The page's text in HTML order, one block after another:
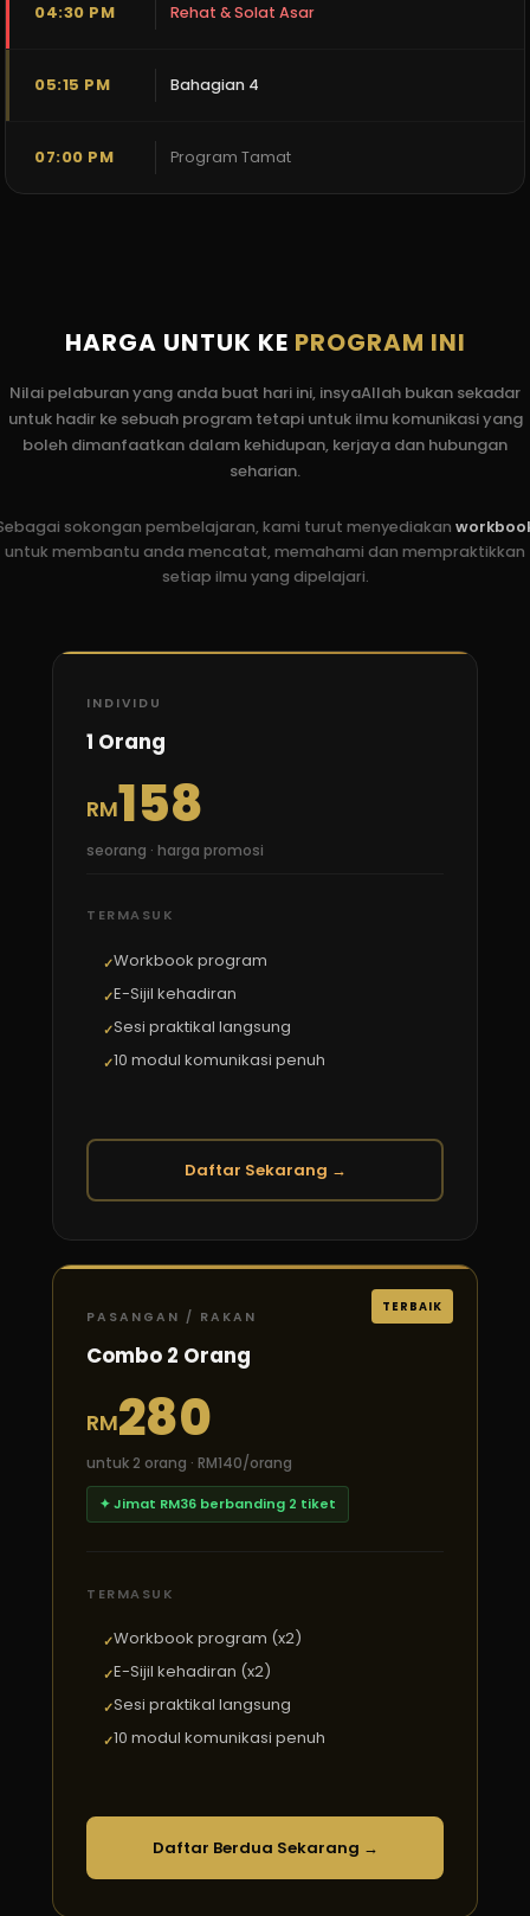
04:30 PM Rehat & Solat Asar
05:15 PM Bahagian 4
07:00 PM Program Tamat
HARGA UNTUK KE PROGRAM INI
Nilai pelaburan yang anda buat hari ini, insyaAllah bukan sekadar
untuk hadir ke sebuah program tetapi untuk ilmu komunikasi yang
boleh dimanfaatkan dalam kehidupan, kerjaya dan hubungan
seharian.
sokongan pembelajaran, kami turut menyediakan
untuk membantu anda mencatat, memahami dan mempraktikkan
setiap ilmu yang dipelajari.
INDIVIDU
1 Orang
RM158
seorang · harga promosi
TERMASUK
Workbook program
E-Sijil kehadiran
Sesi praktikal langsung
10 modul komunikasi penuh
Daftar Sekarang →
TERBAIK
PASANGAN / RAKAN
Combo 2 Orang
RM280
untuk 2 orang · RM140/orang
✦ Jimat RM36 berbanding 2 tiket
TERMASUK
Workbook program (x2)
E-Sijil kehadiran (x2)
Sesi praktikal langsung
10 modul komunikasi penuh
Daftar Berdua Sekarang →